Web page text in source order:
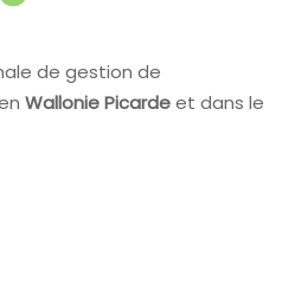
de gestion de
Wallonie Picardeet dans le